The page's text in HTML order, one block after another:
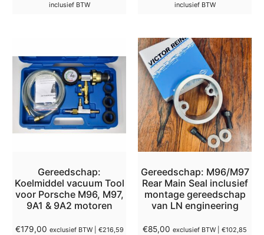
inclusief BTW
inclusief BTW
Gereedschap:
Koelmiddel vacuum Tool
voor Porsche M96, M97,
9A1 & 9A2 motoren
€179,00 exclusief BTW | €216,59
Gereedschap: M96/M97
Rear Main Seal inclusief
montage gereedschap
van LN engineering
€85,00 exclusief BTW | €102,85